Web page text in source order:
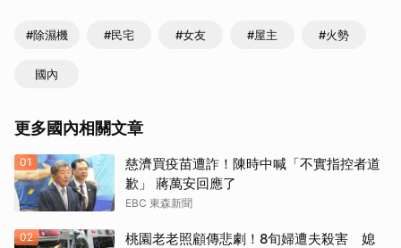
#除濕機 #民宅 #女友 #屋主 #火勢
國內
更多國內相關文章
01
慈濟買疫苗遭詐！陳時中喊「不實指控者道
歉」 蔣萬安回應了
EBC 東森新聞
02
桃園老老照顧傳悲劇！8旬婦遭夫殺害 媳